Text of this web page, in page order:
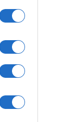
Post: Ο
Ντι Βανς υποψήφιο
Ιστορικό
08/26 - 20:03